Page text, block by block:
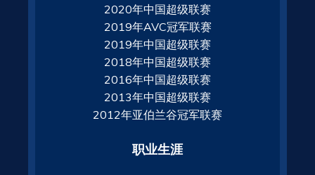
2020年中国超级联赛
2019年AVC冠军联赛
2019年中国超级联赛
2018年中国超级联赛
2016年中国超级联赛
2013年中国超级联赛
2012年亚伯兰谷冠军联赛
职业生涯